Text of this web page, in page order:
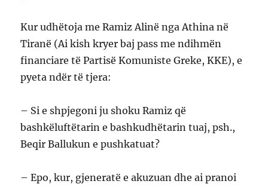
Kur udhëtoja me Ramiz Alinë nga Athina në
Tiranë (Ai kish kryer baj pass me ndihmën
financiare të Partisë Komuniste Greke, KKE), e
pyeta ndër të tjera:
– Si e shpjegoni ju shoku Ramiz që
bashkëluftëtarin e bashkudhëtarin tuaj, psh.,
Beqir Ballukun e pushkatuat?
– Epo, kur, gjeneratë e akuzuan dhe ai pranoi